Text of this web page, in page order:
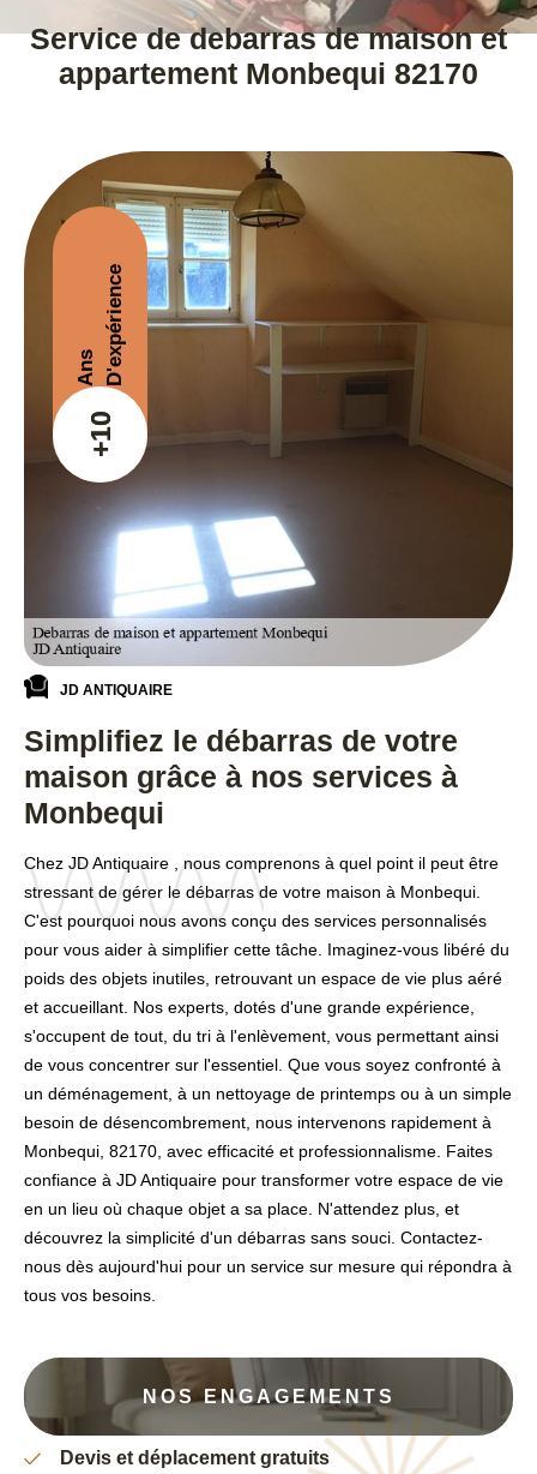
Service de debarras de maison et
appartement Monbequi 82170
+10
Ans D'expérience
JD ANTIQUAIRE
Simplifiez le débarras de votre
maison grâce à nos services à
Monbequi
Chez JD Antiquaire , nous comprenons à quel point il peut être
stressant de gérer le débarras de votre maison à Monbequi.
C'est pourquoi nous avons conçu des services personnalisés
pour vous aider à simplifier cette tâche. Imaginez-vous libéré du
poids des objets inutiles, retrouvant un espace de vie plus aéré
et accueillant. Nos experts, dotés d'une grande expérience,
s'occupent de tout, du tri à l'enlèvement, vous permettant ainsi
de vous concentrer sur l'essentiel. Que vous soyez confronté à
un déménagement, à un nettoyage de printemps ou à un simple
besoin de désencombrement, nous intervenons rapidement à
Monbequi, 82170, avec efficacité et professionnalisme. Faites
confiance à JD Antiquaire pour transformer votre espace de vie
en un lieu où chaque objet a sa place. N'attendez plus, et
découvrez la simplicité d'un débarras sans souci. Contactez-
nous dès aujourd'hui pour un service sur mesure qui répondra à
tous vos besoins.
NOS ENGAGEMENTS
Devis et déplacement gratuits